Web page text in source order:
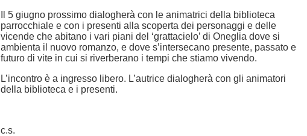
Il 5 giugno prossimo dialogherà con le animatrici della biblioteca
parrocchiale e con i presenti alla scoperta dei personaggi e delle
vicende che abitano i vari piani del ‘grattacielo’ di Oneglia dove si
ambienta il nuovo romanzo, e dove s’intersecano presente, passato e
futuro di vite in cui si riverberano i tempi che stiamo vivendo.
L’incontro è a ingresso libero. L’autrice dialogherà con gli animatori
della biblioteca e i presenti.
c.s.